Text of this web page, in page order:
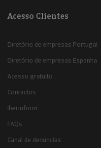
Acesso Clientes
Diretório de empresas Portugal
Diretório de empresas Espanha
Acesso gratuito
Contactos
Iberinform
FAQs
Canal de denúncias